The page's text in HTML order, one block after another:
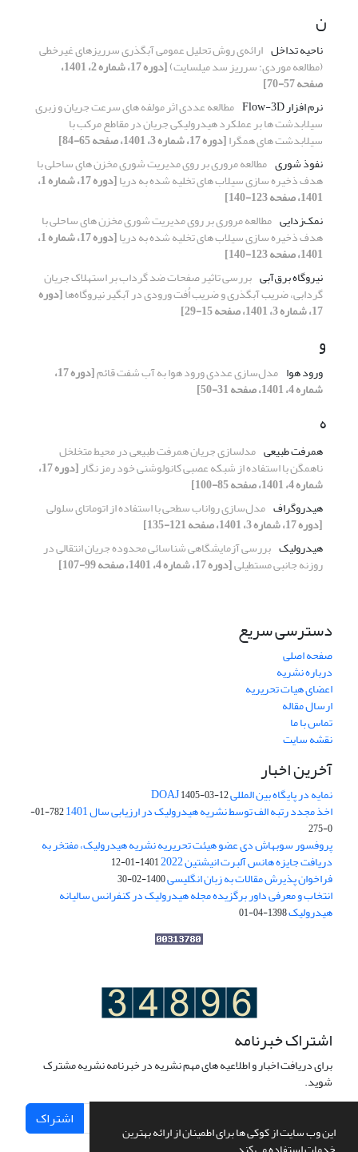
این وب سایت از کوکی ها برای اطمینان از ارائه بهترین
ن
ناحیه تداخل ارائه‌ی روش تحلیل عمومی آبگذری سرریزهای غیرخطی
(مطالعه موردی: سرریز سد میلسایت) [دوره 17، شماره 2، 1401،
صفحه 57-70]
نرم افزار Flow-3D
مطالعه عددی اثر مولفه های سرعت جریان و زبری
سیلابدشت ها بر عملکرد هیدرولیکی جریان در مقاطع مرکب با
سیلابدشت های همگرا[دوره 17، شماره 3، 1401، صفحه 65-84]
نفوذ شوری مطالعه مروری بر روی مدیریت شوری مخزن های ساحلی با
هدف ذخیره سازی سیلاب های تخلیه شده به دریا [دوره 17، شماره 1،
1401، صفحه 123-140]
نمک‌زدایی مطالعه مروری بر روی مدیریت شوری مخزن های ساحلی با
هدف ذخیره سازی سیلاب های تخلیه شده به دریا [دوره 17، شماره 1،
1401، صفحه 123-140]
نیروگاه برق‌آبی بررسی تاثیر صفحات ضد گرداب بر استهلاک جریان
گردابی، ضریب آبگذری و ضریب اُفت ورودی در آبگیر نیروگاه‌ها[دوره
17، شماره 3، 1401، صفحه 15-29]
و
ورود هوا مدل‌سازی عددی ورود هوا به آب شفت قائم [دوره 17،
شماره 4، 1401، صفحه 31-50]
ه
همرفت طبیعی مدلسازی جریان همرفت طبیعی در محیط متخلخل
ناهمگن با استفاده از شبکه عصبی کانولوشنی خود رمز نگار [دوره 17،
شماره 4، 1401، صفحه 85-100]
هیدروگراف مدل‌سازی رواناب سطحی با استفاده از اتوماتای سلولی
[دوره 17، شماره 3، 1401، صفحه 121-135]
هیدرولیک بررسی آزمایشگاهی شناسائی محدوده جریان انتقالی در
روزنه جانبی مستطیلی[دوره 17، شماره 4، 1401، صفحه 99-107]
دسترسی سریع
صفحه اصلی
درباره نشریه
اعضای هیات تحریریه
ارسال مقاله
تماس با ما
نقشه سایت
آخرین اخبار
نمایه در پایگاه بین المللی DOAJ1405-03-12
اخذ مجدد رتبه الف توسط نشریه هیدرولیک در ارزیابی سال 1401
782-01-
0-275
پروفسور سوبهاش دی عضو هیئت تحریریه نشریه هیدرولیک، مفتخر به
دریافت جایزه هانس آلبرت انیشتین 2022 1401-01-12
فراخوان پذیرش مقالات به زبان انگلیسی1400-02-30
انتخاب و معرفی داور برگزیده مجله هیدرولیک در کنفرانس سالیانه
هیدرولیک1398-04-01
اشتراک خبرنامه
برای دریافت اخبار و اطلاعیه های مهم نشریه در خبرنامه نشریه مشترک
شوید.
اشتراک